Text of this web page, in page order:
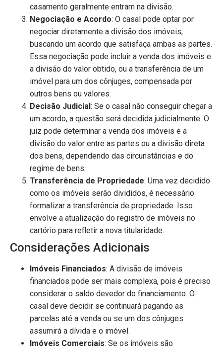
casamento geralmente entram na divisão.
Negociação e Acordo: O casal pode optar por
negociar diretamente a divisão dos imóveis,
buscando um acordo que satisfaça ambas as partes.
Essa negociação pode incluir a venda dos imóveis e
a divisão do valor obtido, ou a transferência de um
imóvel para um dos cônjuges, compensada por
outros bens ou valores.
Decisão Judicial : Se o casal não conseguir chegar a
um acordo, a questão será decidida judicialmente. O
juiz pode determinar a venda dos imóveis e a
divisão do valor entre as partes ou a divisão direta
dos bens, dependendo das circunstâncias e do
regime de bens.
Transferência de Propriedade: Uma vez decidido
como os imóveis serão divididos, é necessário
formalizar a transferência de propriedade. Isso
envolve a atualização do registro de imóveis no
cartório para refletir a nova titularidade.
Considerações Adicionais
Imóveis Financiados: A divisão de imóveis
financiados pode ser mais complexa, pois é preciso
considerar o saldo devedor do financiamento. O
casal deve decidir se continuará pagando as
parcelas até a venda ou se um dos cônjuges
assumirá a dívida e o imóvel.
Imóveis Comerciais: Se os imóveis são